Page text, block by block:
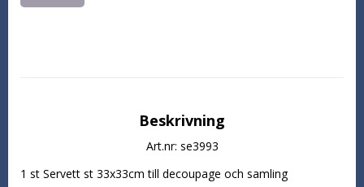
Beskrivning
Art.nr: se3993
1 st Servett st 33x33cm till decoupage och samling